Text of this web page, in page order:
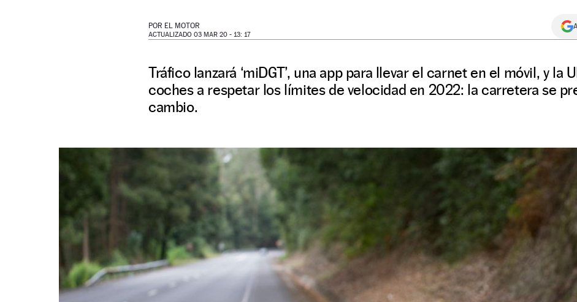
POR EL MOTOR
ACTUALIZADO 03 MAR 20 - 13: 17
Tráfico lanzará ‘miDGT’, una app para llevar el carnet en el móvil, y la
coches a respetar los límites de velocidad en 2022: la carretera se
cambio.